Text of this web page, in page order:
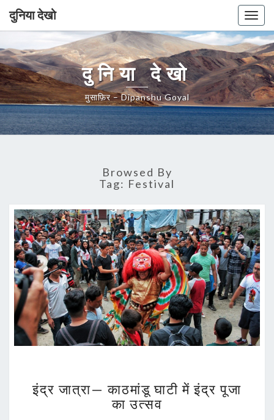
दुनिया देखो
दुनिया देखो
मुसाफ़िर – Dipanshu Goyal
Browsed By
Tag: Festival
जात्रा
—
इंद्र जात्रा— काठमांडू घाटी में इंद्र पूजा
का उत्सव